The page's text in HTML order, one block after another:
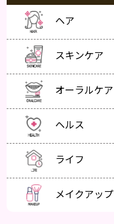
ヘア
スキンケア
オーラルケア
ヘルス
ライフ
メイクアップ